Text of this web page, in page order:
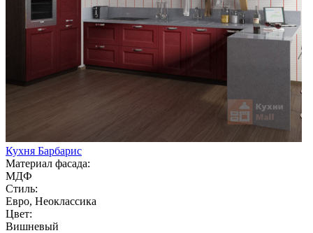
Кухня Барбарис
Материал фасада:
МДФ
Стиль:
Евро, Неоклассика
Цвет:
Вишневый